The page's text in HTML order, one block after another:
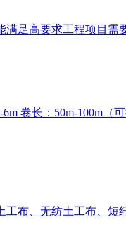
满足高要求工程项目需
卷长：50m-100m
布、无纺土工布、短